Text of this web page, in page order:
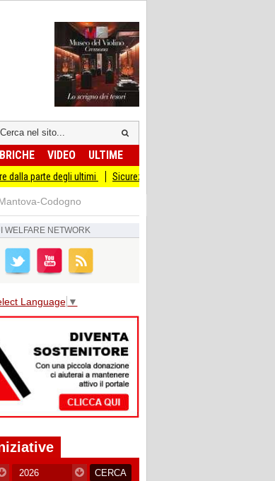
VIDEO ULTIME
ultimi Sicurezza I Giovani Democratici ribattono ai Giovani
Codogno
WELFARE NETWORK
Language ▼